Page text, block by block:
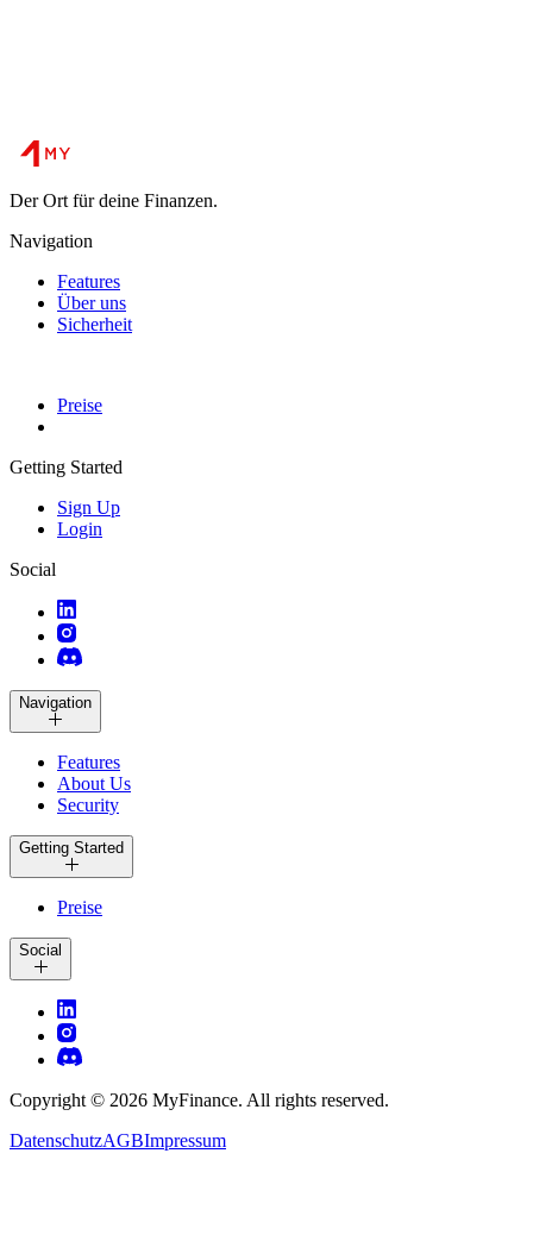
Der Ort für deine Finanzen.
Navigation
Features
Über uns
Sicherheit
Preise
Getting Started
Sign Up
Login
Social
Navigation
Features
About Us
Security
Getting Started
Preise
Social
Copyright © 2026 MyFinance. All rights reserved.
DatenschutzAGBImpressum